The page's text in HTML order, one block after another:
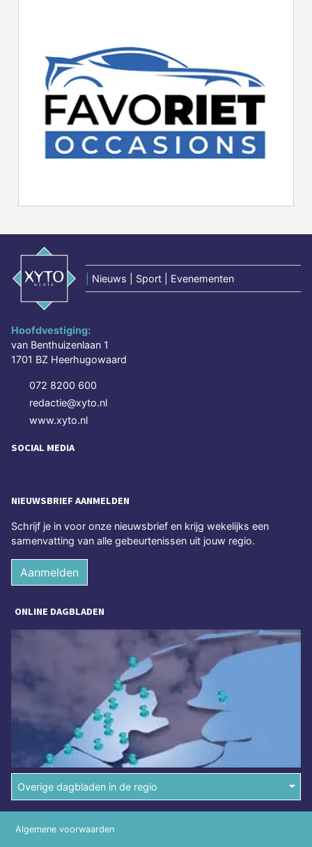
Nieuws | Sport | Evenementen
Hoofdvestiging:
van Benthuizenlaan 1
1701 BZ Heerhugowaard
072 8200 600
redactie@xyto.nl
www.xyto.nl
SOCIAL MEDIA
NIEUWSBRIEF AANMELDEN
Schrijf je in voor onze nieuwsbrief en krijg wekelijks een
samenvatting van alle gebeurtenissen uit jouw regio.
Aanmelden
ONLINE DAGBLADEN
Overige dagbladen in de regio
Algemene voorwaarden